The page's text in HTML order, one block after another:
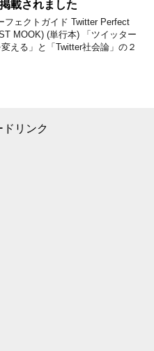
載されました
フェクトガイド Twitter Perfect
MOOK) (単行本) 「ツイッター
える」と「Twitter社会論」の２
ドリンク